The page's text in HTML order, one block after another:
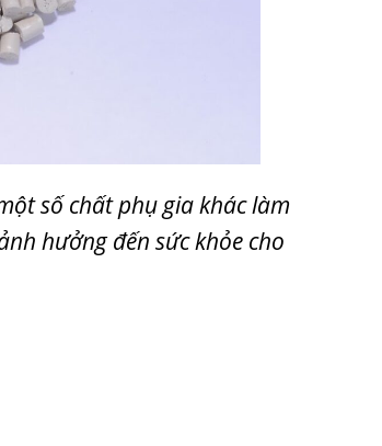
số chất phụ gia khác làm
hưởng đến sức khỏe cho